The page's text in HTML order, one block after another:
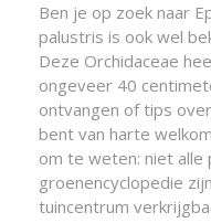
Ben je op zoek naar
palustris is ook wel
Deze Orchidaceae
ongeveer 40
ontvangen of tips
bent van harte
om te weten: niet alle
groenencyclopedie
tuincentrum